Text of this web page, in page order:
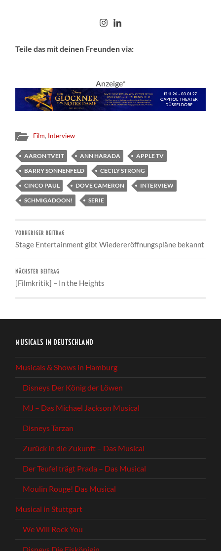
Teile das mit deinen Freunden via:
Anzeige*
Film, Interview
AARON TVEIT ANN HARADA
APPLE TV
BARRY SONNENFELD
CECILY STRONG
CINCO PAUL
DOVE CAMERON
INTERVIEW
SCHMIGADOON!
SERIE
VORHERIGER BEITRAG
Stage Entertainment gibt Wiedereröffnungspläne bekannt
NÄCHSTER BEITRAG
[Filmkritik] – In the Heights
MUSICALS IN DEUTSCHLAND
Musicals & Shows in Hamburg
Disneys Der König der Löwen
MJ – Das Michael Jackson Musical
Disneys Tarzan
Zurück in die Zukunft – Das Musical
Der Teufel trägt Prada – Das Musical
Moulin Rouge! Das Musical
Musical in Stuttgart
We Will Rock You